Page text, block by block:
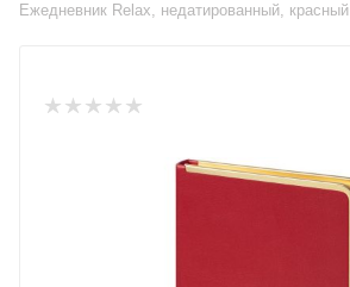
Ежедневник Relax, недатированный, красный